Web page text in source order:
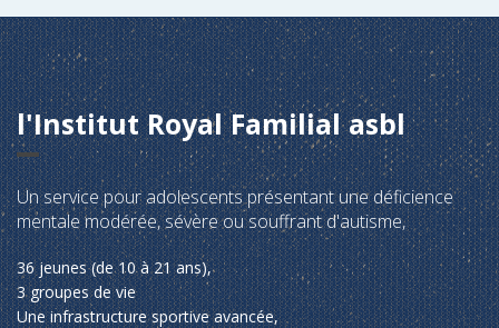
l'Institut Royal Familial asbl
Un service pour adolescents présentant une déficience
mentale modérée, sévère ou souffrant d'autisme,
36 jeunes (de 10 à 21 ans),
3 groupes de vie
Une infrastructure sportive avancée,